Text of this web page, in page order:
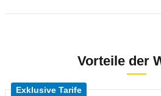
Vorteile der
Exklusive Tarife